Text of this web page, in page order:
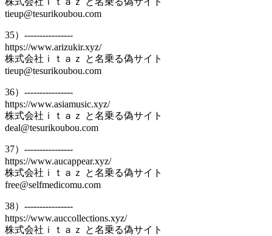
tieup@tesurikoubou.com
35）----------------
https://www.arizukir.xyz/
株式会社ｉｔａｚ と名乗る偽サイト
tieup@tesurikoubou.com
36）----------------
https://www.asiamusic.xyz/
株式会社ｉｔａｚ と名乗る偽サイト
deal@tesurikoubou.com
37）----------------
https://www.aucappear.xyz/
株式会社ｉｔａｚ と名乗る偽サイト
free@selfmedicomu.com
38）----------------
https://www.auccollections.xyz/
株式会社ｉｔａｚ と名乗る偽サイト